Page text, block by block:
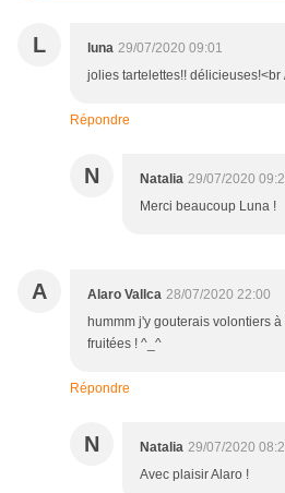
L luna 29/07/2020 09:01
jolies tartelettes!! délicieuses!<br
Répondre
N Natalia 29/07/2020
Merci beaucoup Luna !
A Alaro Vallca 28/07/2020 22:00
hummm j'y gouterais volontiers
fruitées ! ^_^
Répondre
N Natalia 29/07/2020
Avec plaisir Alaro !